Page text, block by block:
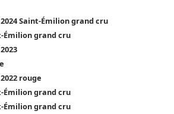
Saint-Émilion grand cru
Émilion grand cru
rouge
Émilion grand cru
Émilion grand cru